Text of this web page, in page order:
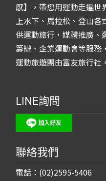
感】，帶您用運動走遍世
上水下、馬拉松、登山
供運動旅行，媒體推廣、
籌辦、企業運動會等服務
運動旅遊團由富友旅行社
LINE詢問
聯絡我們
電話：(02)2595-5406